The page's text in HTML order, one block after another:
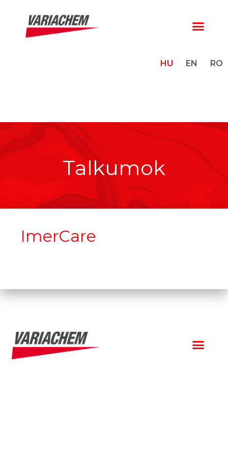
HU EN RO
Talkumok
ImerCare